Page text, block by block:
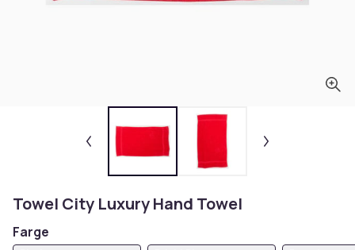
Towel City Luxury Hand Towel
Farge